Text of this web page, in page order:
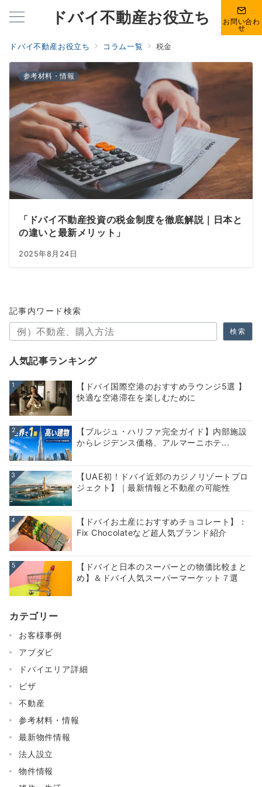
ドバイ不動産お役立ち お問い合わ
せ
ドバイ不動産お役立ち コラム一覧 税金
参考材料・情報
「ドバイ不動産投資の税金制度を徹底解説｜日本と
の違いと最新メリット」
2025年8月24日
記事内ワード検索
検索
人気記事ランキング
1
【ドバイ国際空港のおすすめラウンジ5選 】
快適な空港滞在を楽しむために
2
【ブルジュ・ハリファ完全ガイド】内部施設
からレジデンス価格、アルマーニホテ...
3
【UAE初！ドバイ近郊のカジノリゾートプロ
ジェクト】｜最新情報と不動産の可能性
4
【ドバイお土産におすすめチョコレート】：
Fix Chocolateなど超人気ブランド紹介
5
【ドバイと日本のスーパーとの物価比較まと
め】＆ドバイ人気スーパーマーケット７選
カテゴリー
お客様事例
アブダビ
ドバイエリア詳細
ビザ
不動産
参考材料・情報
最新物件情報
法人設立
物件情報